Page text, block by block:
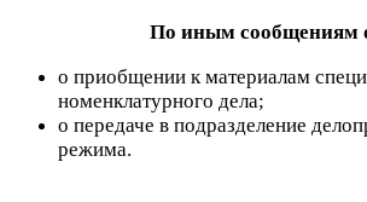
По иным сообщениям
о приобщении к материалам
номенклатурного дела;
о передаче в подразделение
режима.